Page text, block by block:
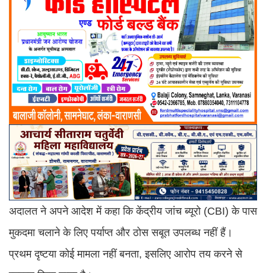
अदालत ने अपने आदेश में कहा कि केंद्रीय जांच ब्यूरो (CBI) के पास
मुकदमा चलाने के लिए पर्याप्त और ठोस सबूत उपलब्ध नहीं हैं।
प्रथम दृष्टया कोई मामला नहीं बनता, इसलिए आरोप तय करने से